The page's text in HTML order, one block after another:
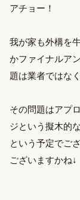
アチョー！
我が家も外構を
かファイナルア
題は業者ではな
その問題はアプ
ジという擬木的
という予定でご
ございますかね↓